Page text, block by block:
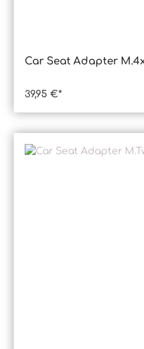
Car Seat Adapter
39,95 €*